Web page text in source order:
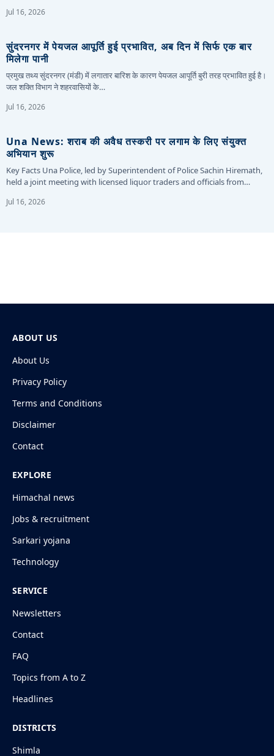
Jul 16, 2026
सुंदरनगर में पेयजल आपूर्ति हुई प्रभावित, अब दिन में सिर्फ एक बार
मिलेगा पानी
प्रमुख तथ्य सुंदरनगर (मंडी) में लगातार बारिश के कारण पेयजल आपूर्ति बुरी तरह प्रभावित हुई है।
जल शक्ति विभाग ने शहरवासियों के…
Jul 16, 2026
Una News: शराब की अवैध तस्करी पर लगाम के लिए संयुक्त
अभियान शुरू
Key Facts Una Police, led by Superintendent of Police Sachin Hiremath,
held a joint meeting with licensed liquor traders and officials from…
Jul 16, 2026
ABOUT US
About Us
Privacy Policy
Terms and Conditions
Disclaimer
Contact
EXPLORE
Himachal news
Jobs & recruitment
Sarkari yojana
Technology
SERVICE
Newsletters
Contact
FAQ
Topics from A to Z
Headlines
DISTRICTS
Shimla